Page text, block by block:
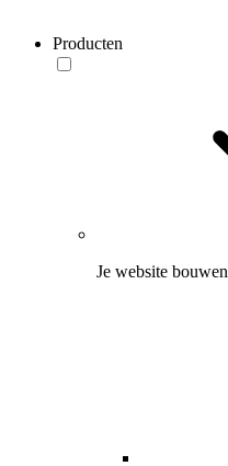
Producten
Je website bouwen